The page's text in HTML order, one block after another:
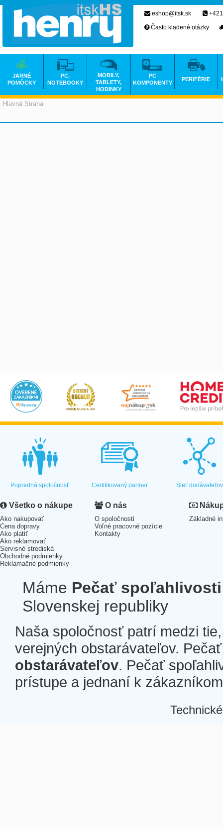
Hlavná Strana
eshop@itsk.sk
Často kladené otázky
JARNÉ
POMÔCKY
PC,
NOTEBOOKY
MOBILY,
TABLETY,
HODINKY
PC
KOMPONENTY
PERIFÉRIE
Popredná spoločnosť Certifikovaný partner Sieť dodávateľov
Všetko o nákupe
Ako nakupovať
Cena dopravy
Ako platiť
Ako reklamovať
Servisné strediská
Obchodné podmienky
Reklamačné podmienky
O nás
O spoločnosti
Voľné pracovné pozície
Kontakty
Základné
Máme Pečať spoľahlivosti
Slovenskej republiky
Naša spoločnosť patrí medzi
verejných obstarávateľov.
obstarávateľov. Pečať
prístupe a jednaní k